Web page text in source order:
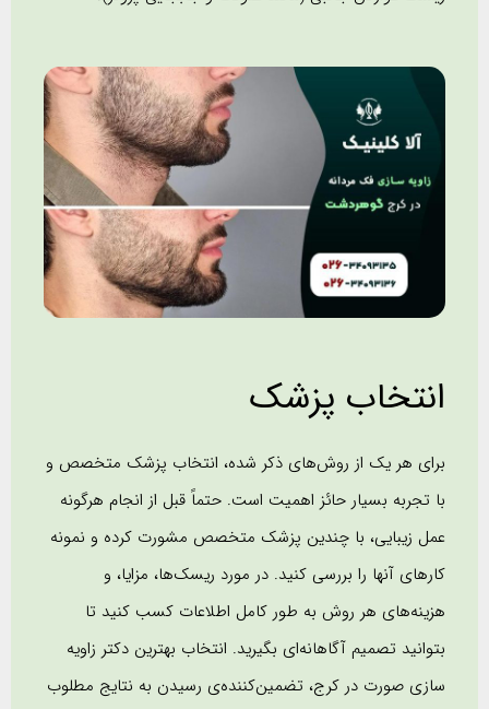
انتخاب پزشک
برای هر یک از روش‌های ذکر شده، انتخاب پزشک متخصص و
با تجربه بسیار حائز اهمیت است. حتماً قبل از انجام هرگونه
عمل زیبایی، با چندین پزشک متخصص مشورت کرده و نمونه
کارهای آنها را بررسی کنید. در مورد ریسک‌ها، مزایا، و
هزینه‌های هر روش به طور کامل اطلاعات کسب کنید تا
بتوانید تصمیم آگاهانه‌ای بگیرید. انتخاب بهترین دکتر زاویه
سازی صورت در کرج، تضمین‌کننده‌ی رسیدن به نتایج مطلوب